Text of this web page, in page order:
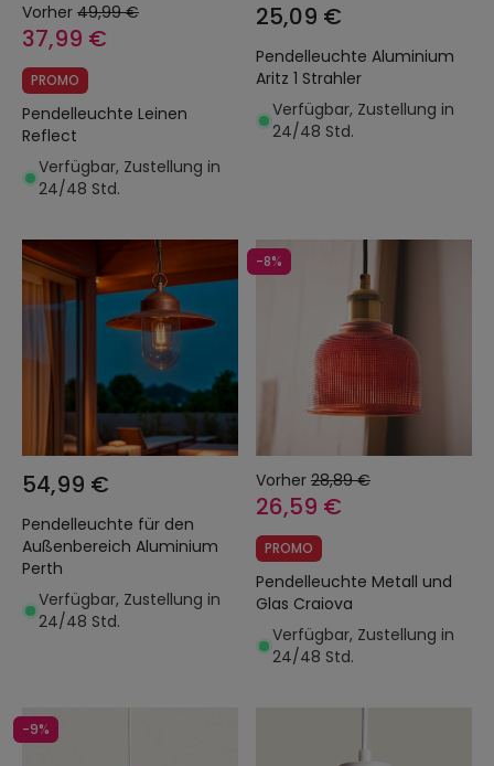
Vorher 49,99 €
37,99 €
PROMO
Pendelleuchte Leinen
Reflect
Verfügbar, Zustellung in
24/48 Std.
25,09 €
Pendelleuchte Aluminium
Aritz 1 Strahler
Verfügbar, Zustellung in
24/48 Std.
54,99 €
Pendelleuchte für den
Außenbereich Aluminium
Perth
Verfügbar, Zustellung in
24/48 Std.
-8%
Vorher 28,89 €
26,59 €
PROMO
Pendelleuchte Metall und
Glas Craiova
Verfügbar, Zustellung in
24/48 Std.
-9%